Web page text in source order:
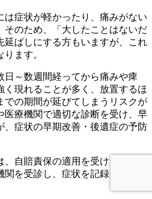
は症状が軽かったり、痛みがない
そのため、「大したことはないだ
延ばしにする方もいますが、これ
ます。
日～数週間経ってから痛みや痺
く現れることが多く、放置するほ
での期間が延びてしまうリスクが
医療機関で適切な診断を受け、早
、症状の早期改善・後遺症の予防
自賠責保の適用を受けるために
を受診し、症状を記録として残